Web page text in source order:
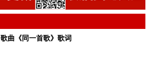
歌曲《同一首歌》歌词